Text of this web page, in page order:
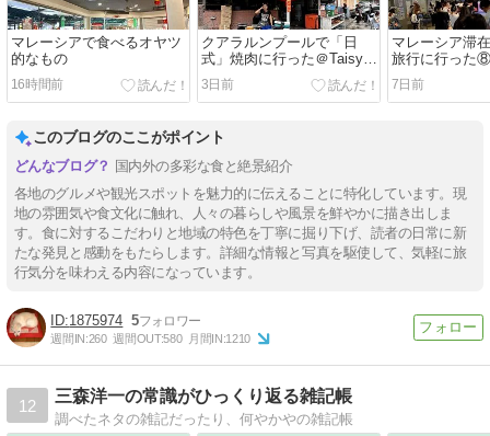
マレーシアで食べるオヤツ
的なもの
16時間前
クアラルンプールで「日
式」焼肉に行った＠Taisyu
Yakiniku (Japanese BBQ)
3日前
マレーシア滞
旅行に行った⑧
7日前
このブログのここがポイント
国内外の多彩な食と絶景紹介
各地のグルメや観光スポットを魅力的に伝えることに特化しています。現
地の雰囲気や食文化に触れ、人々の暮らしや風景を鮮やかに描き出しま
す。食に対するこだわりと地域の特色を丁寧に掘り下げ、読者の日常に新
たな発見と感動をもたらします。詳細な情報と写真を駆使して、気軽に旅
行気分を味わえる内容になっています。
1875974 5
週間IN:260 週間OUT:580 月間IN:1210
12
三森洋一の常識がひっくり返る雑記帳
調べたネタの雑記だったり、何やかやの雑記帳